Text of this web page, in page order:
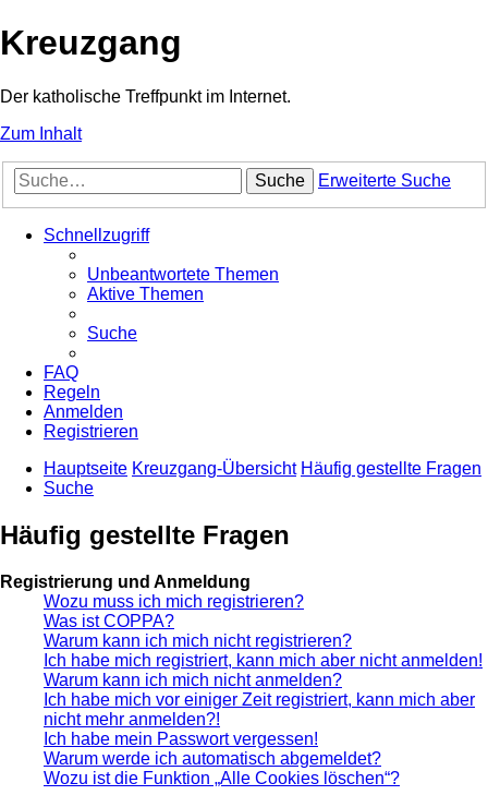
Kreuzgang
Der katholische Treffpunkt im Internet.
Zum Inhalt
Suche Erweiterte Suche
Schnellzugriff
Unbeantwortete Themen
Aktive Themen
Suche
FAQ
Regeln
Anmelden
Registrieren
Hauptseite Kreuzgang-Übersicht Häufig gestellte Fragen
Suche
Häufig gestellte Fragen
Registrierung und Anmeldung
Wozu muss ich mich registrieren?
Was ist COPPA?
Warum kann ich mich nicht registrieren?
Ich habe mich registriert, kann mich aber nicht anmelden!
Warum kann ich mich nicht anmelden?
Ich habe mich vor einiger Zeit registriert, kann mich aber
nicht mehr anmelden?!
Ich habe mein Passwort vergessen!
Warum werde ich automatisch abgemeldet?
Wozu ist die Funktion „Alle Cookies löschen“?